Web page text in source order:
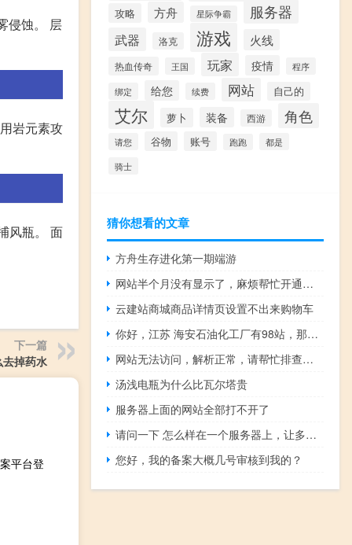
侵蚀。 层
岩元素攻
风瓶。 面
下一篇
掉药水
平台登
攻略 方舟 星际争霸 服务器
武器 洛克 游戏 火线
热血传奇 王国 玩家 疫情
程序
绑定
给您 续费 网站 自己的
艾尔 萝卜 装备 西游 角色
请您 谷物 账号 跑跑
都是
骑士
猜你想看的文章
方舟生存进化第一期端游
网站半个月没有显示了，麻烦帮忙开通一下
云建站商城商品详情页设置不出来购物车
你好，江苏 海安石油化工厂有98站，那现在我客户想在我这做
网站无法访问，解析正常，请帮忙排查，谢谢！
汤浅电瓶为什么比瓦尔塔贵
服务器上面的网站全部打不开了
请问一下 怎么样在一个服务器上，让多人同时登录，应该怎么设置
您好，我的备案大概几号审核到我的？